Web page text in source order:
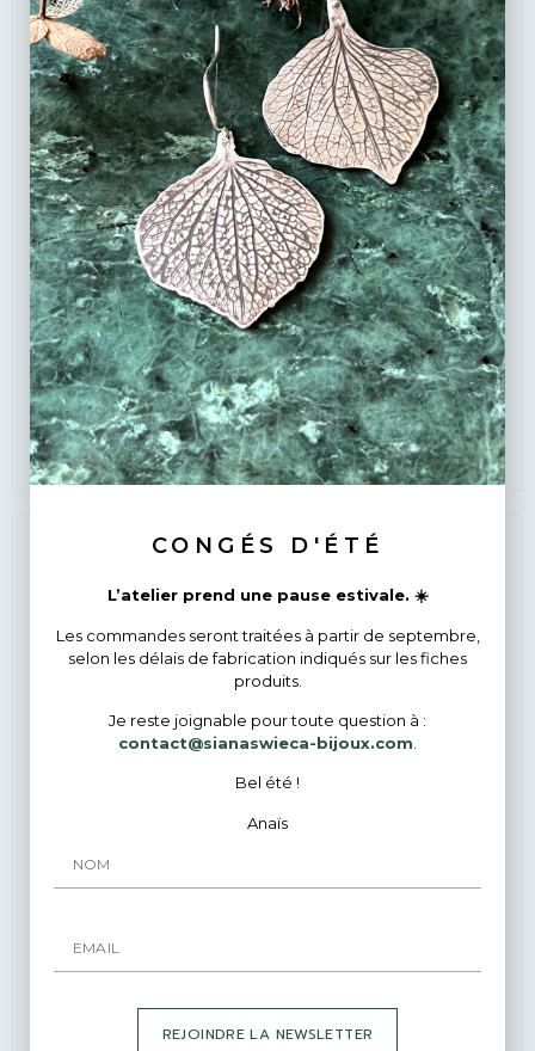
Boucles d’oreilles en argent 925, pièce unique aux
empreintes végétales de graminées
70€
Boucles d’oreilles en argent 925, pièces uniques aux
CONGÉS D'ÉTÉ
L’atelier prend une pause estivale. ☀️
Les commandes seront traitées à partir de septembre,
selon les délais de fabrication indiqués sur les fiches
produits.
Je reste joignable pour toute question à :
contact@sianaswieca-bijoux.com
Bel été !
Anaïs
REJOINDRE LA NEWSLETTER